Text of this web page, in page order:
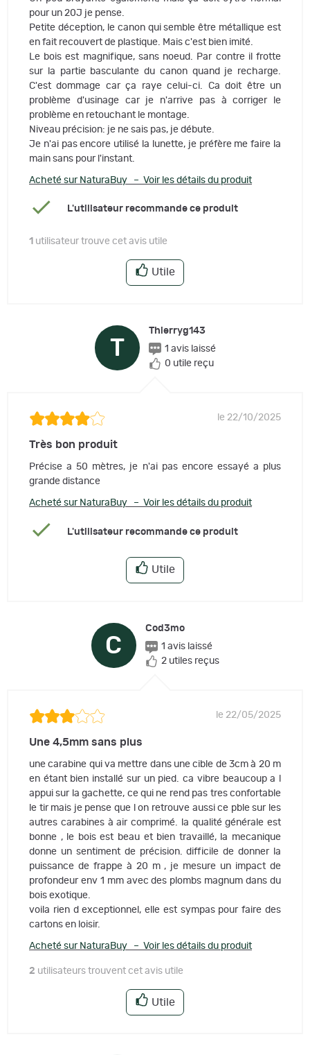
pour un 20J je pense.
Petite déception, le canon qui semble être métallique est
en fait recouvert de plastique. Mais c'est bien imité.
Le bois est magnifique, sans noeud. Par contre il frotte
sur la partie basculante du canon quand je recharge.
C'est dommage car ça raye celui-ci. Ca doit être un
problème d'usinage car je n'arrive pas à corriger le
problème en retouchant le montage.
Niveau précision: je ne sais pas, je débute.
Je n'ai pas encore utilisé la lunette, je préfère me faire la
main sans pour l'instant.
Acheté sur NaturaBuy – Voir les détails du produit
L'utilisateur recommande ce produit
1 utilisateur trouve cet avis utile
Utile
T
Thierryg143
1 avis laissé
0 utile reçu
le 22/10/2025
Très bon produit
Précise a 50 mètres, je n'ai pas encore essayé a plus
grande distance
Acheté sur NaturaBuy – Voir les détails du produit
L'utilisateur recommande ce produit
Utile
C
Cod3mo
1 avis laissé
2 utiles reçus
le 22/05/2025
Une 4,5mm sans plus
une carabine qui va mettre dans une cible de 3cm à 20 m
en étant bien installé sur un pied. ca vibre beaucoup a l
appui sur la gachette, ce qui ne rend pas tres confortable
le tir mais je pense que l on retrouve aussi ce pble sur les
autres carabines à air comprimé. la qualité générale est
bonne , le bois est beau et bien travaillé, la mecanique
donne un sentiment de précision. difficile de donner la
puissance de frappe à 20 m , je mesure un impact de
profondeur env 1 mm avec des plombs magnum dans du
bois exotique.
voila rien d exceptionnel, elle est sympas pour faire des
cartons en loisir.
Acheté sur NaturaBuy – Voir les détails du produit
2 utilisateurs trouvent cet avis utile
Utile